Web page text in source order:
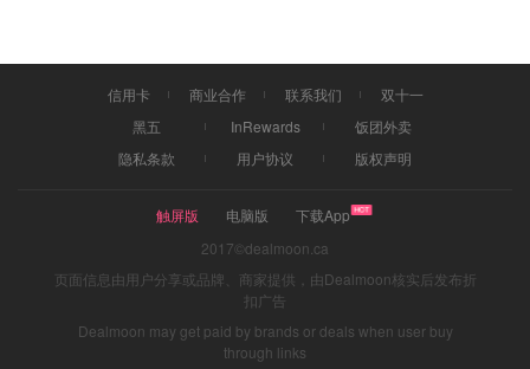
信用卡 商业合作 联系我们
双十一
黑五
InRewards
饭团外卖
隐私条款
用户协议 版权声明
触屏版 电脑版
下载App
2017©dealmoon.ca
页面信息由用户分享或品牌、商家提供，由Dealmoon核实后发布折
扣广告
Dealmoon may get paid by brands or deals when user buy
through links